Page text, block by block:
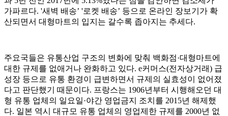
가파르다. '새벽 배송’ '로켓 배송’ 등으로 온라인 장보기가 확
산되면서 대형마트의 입지는 갈수록 좁아지는 추세다.
주요국들은 유통산업 구조의 변화에 맞춰 백화점·대형마트에
대한 규제를 없애거나 완화하고 있다. e커머스(전자상거래) 급
성장 등으로 유통 환경이 급변하면서 규제의 실효성이 없어졌
다고 판단했기 때문이다. 프랑스는 1906년부터 시행해오던 대
형 유통 업체의 일요일·야간 영업금지 조치를 2015년 해제했
다. 일본 역시 대규모 유통 업체의 영업제한 규제를 2000년 없